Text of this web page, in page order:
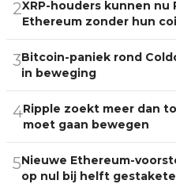
2XRP-houders kunnen nu
Ethereum zonder hun
3Bitcoin-paniek rond
in beweging
4Ripple zoekt meer dan
moet gaan bewegen
5Nieuwe Ethereum-
op nul bij helft gestakete